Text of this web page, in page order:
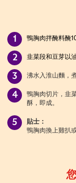
鴨胸肉拌醃料醃
韭菜段和豆芽以
沸水入淮山麵，
鴨胸肉切片，韭
酥，即成。
貼士：
鴨胸肉換上雞扒